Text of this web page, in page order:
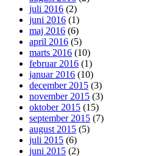
juli 2016 (2)
juni 2016 (1)
maj 2016 (6)
april 2016 (5)
marts 2016 (10)
februar 2016 (1)
januar 2016 (10)
december 2015 (3)
november 2015 (3)
oktober 2015 (15)
september 2015 (7)
august 2015 (5)
juli 2015 (6)
juni 2015 (2)